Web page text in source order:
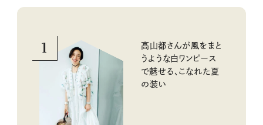
1
高山都さんが風をまと
うような白ワンピース
で魅せる、こなれた夏
の装い